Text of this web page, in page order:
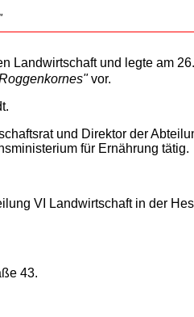
Landwirtschaft und legte am
vor.
und Direktor der
für Ernährung tätig.
VI Landwirtschaft in der
43.